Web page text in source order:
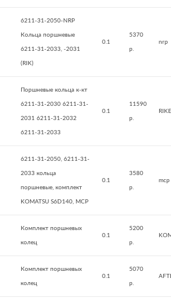
6211-31-2050-NRP
Кольца поршневые
6211-31-2033, -2031
(RIK)
0.1
5370
р.
nrp
Поршневые кольца к-кт
6211-31-2030 6211-31-
2031 6211-31-2032
6211-31-2033
0.1
11590
р.
6211-31-2050, 6211-31-
2033 кольца
поршневые, комплект
KOMATSU S6D140, MCP
0.1
3580
р.
mcp
Комплект поршневых
колец
0.1
5200
р.
Комплект поршневых
колец
0.1
5070
р.